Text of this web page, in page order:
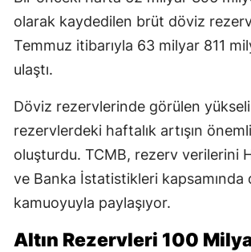
olarak kaydedilen brüt döviz
Temmuz itibarıyla 63 milyar 811
ulaştı.
Döviz rezervlerinde görülen
rezervlerdeki haftalık artışın
oluşturdu. TCMB, rezerv verilerini
ve Banka İstatistikleri kapsamında
kamuoyuyla paylaşıyor.
Altın Rezervleri 100